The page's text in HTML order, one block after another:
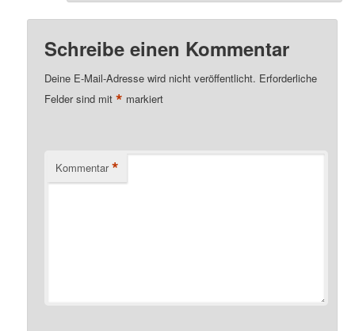
Schreibe einen Kommentar
Deine E-Mail-Adresse wird nicht veröffentlicht. Erforderliche
Felder sind mit* markiert
Kommentar *